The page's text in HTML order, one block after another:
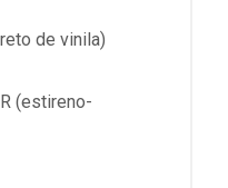
de vinila)
(estireno-